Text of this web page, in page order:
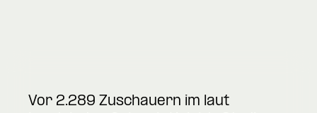
Vor 2.289 Zuschauern im laut